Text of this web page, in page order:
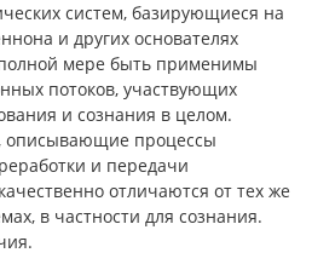
систем, базирующиеся на
и других основателях
мере быть применимы
потоков, участвующих
и сознания в целом.
описывающие процессы
и передачи
отличаются от тех же
в частности для сознания.